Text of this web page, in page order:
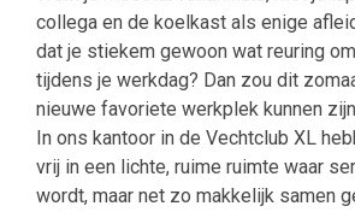
collega en de koelkast als enige
dat je stiekem gewoon wat reuring
tijdens je werkdag? Dan zou dit
nieuwe favoriete werkplek kunnen
In ons kantoor in de Vechtclub XL
vrij in een lichte, ruime ruimte waar
wordt, maar net zo makkelijk samen